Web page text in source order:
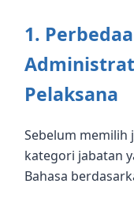
1.
Pelaksana
Sebelum memilih
kategori jabatan
Bahasa